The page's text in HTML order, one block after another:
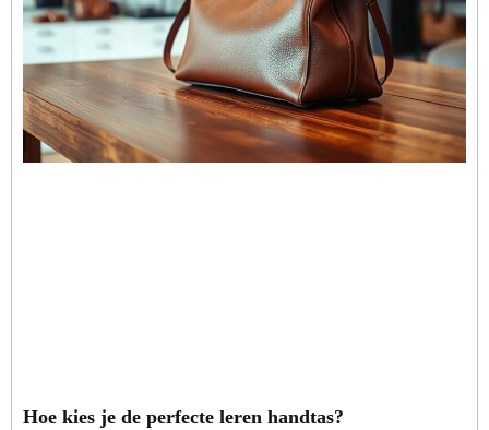
Hoe kies je de perfecte leren handtas?